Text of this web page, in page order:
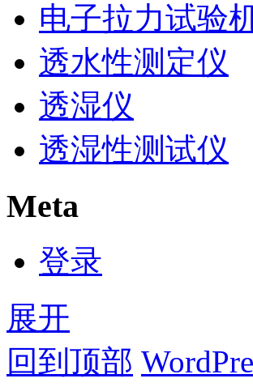
电子拉力试验
透水性测定仪
透湿仪
透湿性测试仪
Meta
登录
展开
回到顶部